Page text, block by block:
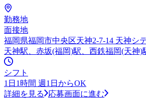
勤務地
面接地
福岡県福岡市中央区天神2-7-14 天神シ
天神駅、赤坂(福岡)駅、西鉄福岡(天神)
シフト
1日1時間 週1日からOK
詳細を見る
応募画面に進む